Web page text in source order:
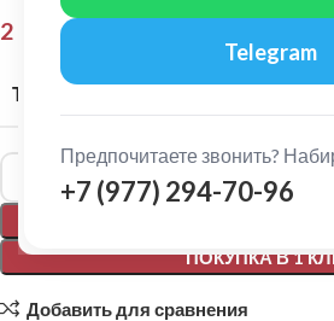
Telegram
Предпочитаете звонить?
+7 (977) 294-70-96
2 152,00
ТОЛЩИНА МЕТАЛЛА
ПОКУПКА В 1
Alternative:
Добавить для сравнения